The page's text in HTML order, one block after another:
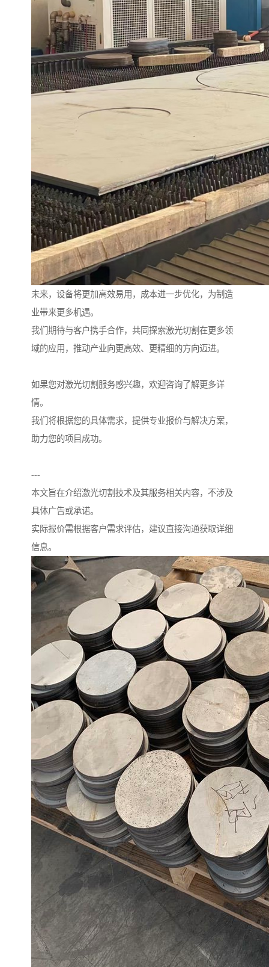
未来，设备将更加高效易用，成本进一步优化，为制造
业带来更多机遇。
我们期待与客户携手合作，共同探索激光切割在更多领
域的应用，推动产业向更高效、更精细的方向迈进。
如果您对激光切割服务感兴趣，欢迎咨询了解更多详
情。
我们将根据您的具体需求，提供专业报价与解决方案，
助力您的项目成功。
---
本文旨在介绍激光切割技术及其服务相关内容，不涉及
具体广告或承诺。
实际报价需根据客户需求评估，建议直接沟通获取详细
信息。